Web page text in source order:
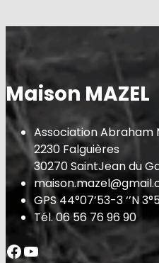
Maison MAZEL
Association Abraham
2230 Falguières
30270 SaintJean du
GPS 44°07’53-3 ‘’N
Tél. 06 56 76 96 90
Facebook YouTube